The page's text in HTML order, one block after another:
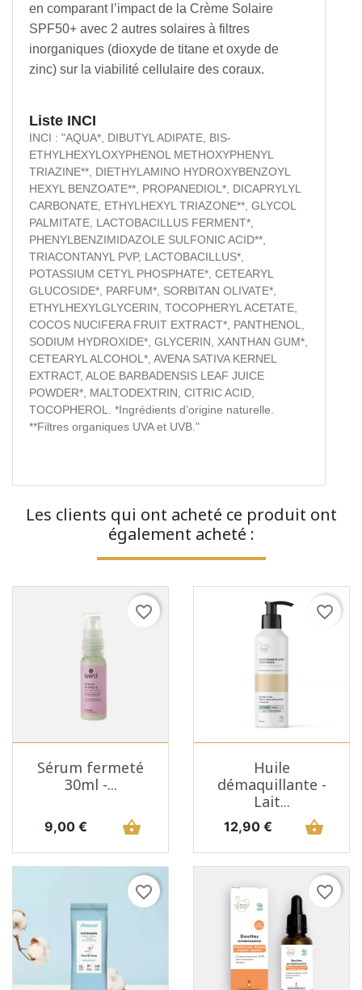
en comparant l’impact de la Crème Solaire
SPF50+ avec 2 autres solaires à filtres
inorganiques (dioxyde de titane et oxyde de
zinc) sur la viabilité cellulaire des coraux.
Liste INCI
INCI : "AQUA*, DIBUTYL ADIPATE, BIS-
ETHYLHEXYLOXYPHENOL METHOXYPHENYL
TRIAZINE**, DIETHYLAMINO HYDROXYBENZOYL
HEXYL BENZOATE**, PROPANEDIOL*, DICAPRYLYL
CARBONATE, ETHYLHEXYL TRIAZONE**, GLYCOL
PALMITATE, LACTOBACILLUS FERMENT*,
PHENYLBENZIMIDAZOLE SULFONIC ACID**,
TRIACONTANYL PVP, LACTOBACILLUS*,
POTASSIUM CETYL PHOSPHATE*, CETEARYL
GLUCOSIDE*, PARFUM*, SORBITAN OLIVATE*,
ETHYLHEXYLGLYCERIN, TOCOPHERYL ACETATE,
COCOS NUCIFERA FRUIT EXTRACT*, PANTHENOL,
SODIUM HYDROXIDE*, GLYCERIN, XANTHAN GUM*,
CETEARYL ALCOHOL*, AVENA SATIVA KERNEL
EXTRACT, ALOE BARBADENSIS LEAF JUICE
POWDER*, MALTODEXTRIN, CITRIC ACID,
TOCOPHEROL. *Ingrédients d’origine naturelle.
**Filtres organiques UVA et UVB."
Les clients qui ont acheté ce produit ont
également acheté :
favorite_border
Sérum fermeté
30ml -...
Prix
9,00 € shopping_basket
favorite_border
Huile
démaquillante -
Lait...
Prix
12,90 € shopping_basket
favorite_border favorite_border